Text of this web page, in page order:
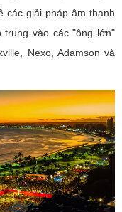
các giải pháp âm thanh
trung vào các "ông lớn"
Nexo, Adamson và